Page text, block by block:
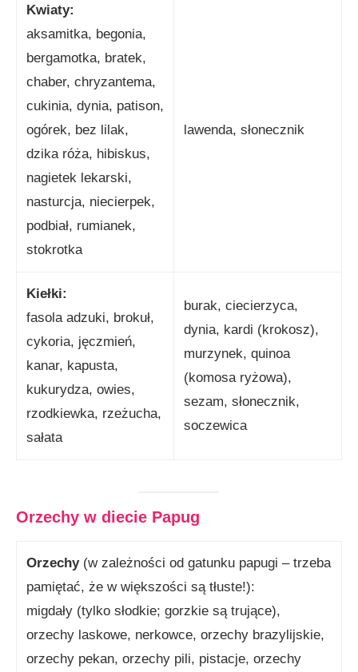
Kwiaty:
aksamitka, begonia,
bergamotka, bratek,
chaber, chryzantema,
cukinia, dynia, patison,
ogórek, bez lilak,
dzika róża, hibiskus,
nagietek lekarski,
nasturcja, niecierpek,
podbiał, rumianek,
stokrotka
lawenda, słonecznik
Kiełki:
fasola adzuki, brokuł,
cykoria, jęczmień,
kanar, kapusta,
kukurydza, owies,
rzodkiewka, rzeżucha,
sałata
burak, ciecierzyca,
dynia, kardi (krokosz),
murzynek, quinoa
(komosa ryżowa),
sezam, słonecznik,
soczewica
Orzechy w diecie Papug
Orzechy (w zależności od gatunku papugi – trzeba
pamiętać, że w większości są tłuste!):
migdały (tylko słodkie; gorzkie są trujące),
orzechy laskowe, nerkowce, orzechy brazylijskie,
orzechy pekan, orzechy pili, pistacje, orzechy